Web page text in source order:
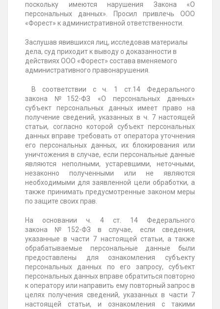
поскольку имеются нарушения Закона «О
персональных данных». Просил привлечь ООО
«Форест» к административной ответственности.
Заслушав явившихся лиц, исследовав материалы
дела, суд приходит к выводу о доказанности в
действиях ООО «Форест» состава вменяемого
административного правонарушения.
В соответствии с ч. 1 ст.14 Федерального
закона №152-ФЗ «О персональных данных»
субъект персональных данных имеет право на
получение сведений, указанных в ч. 7 настоящей
статьи, согласно которой субъект персональных
данных вправе требовать от оператора уточнения
его персональных данных, их блокирования или
уничтожения в случае, если персональные данные
являются неполными, устаревшими, неточными,
незаконно полученными или не являются
необходимыми для заявленной цели обработки, а
также принимать предусмотренные законом меры
по защите своих прав.
На основании ч. 4 ст. 14 Федерального
закона №152-ФЗ в случае, если сведения,
указанные в части 7 настоящей статьи, а также
обрабатываемые персональные данные были
предоставлены для ознакомления субъекту
персональных данных по его запросу, субъект
персональных данных вправе обратиться повторно
к оператору или направить ему повторный запрос в
целях получения сведений, указанных в части 7
настоящей статьи, и ознакомления с такими